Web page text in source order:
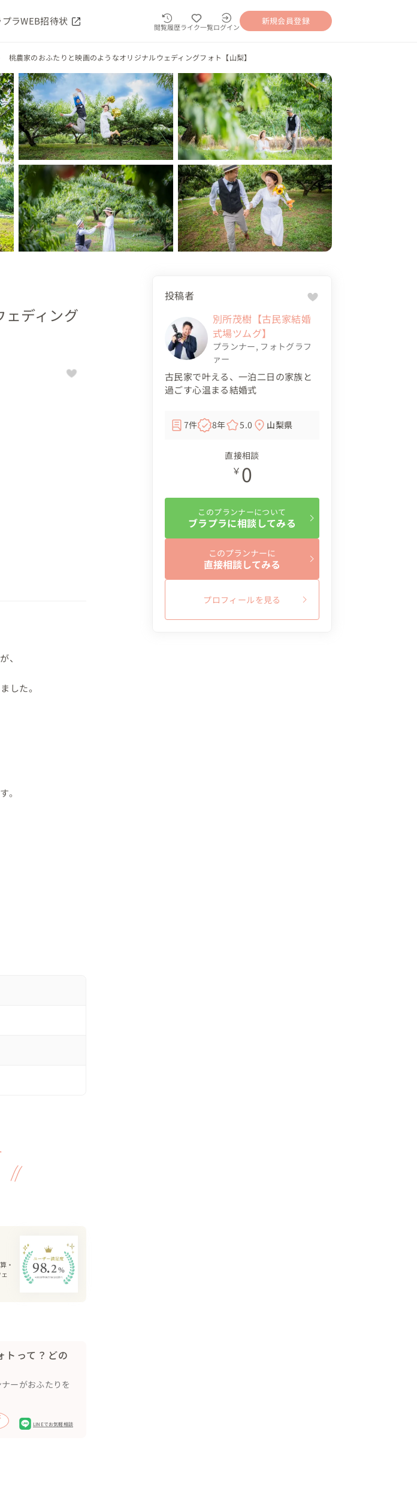
プラWEB招待状 閲覧履歴ライク一覧ログイン
新規会員登録
桃農家のおふたりと映画のようなオリジナルウェディングフォト【山梨】
ディング
、
した。
。
様は『チアリーデ
なります。
たので、
きました！
ング感をなくさな
ます。
んのように、ご家
・
トって？どの
ーがおふたりを
LINEでお気軽相談
投稿者
別所茂樹【古民家結婚
式場ツムグ】
プランナー, フォトグラフ
ァー
古民家で叶える、一泊二日の家族と
過ごす心温まる結婚式
7件 8年 5.0 山梨県
直接相談
￥ 0
このプランナーについて
ブラプラに相談してみる
このプランナーに
直接相談してみる
プロフィールを見る